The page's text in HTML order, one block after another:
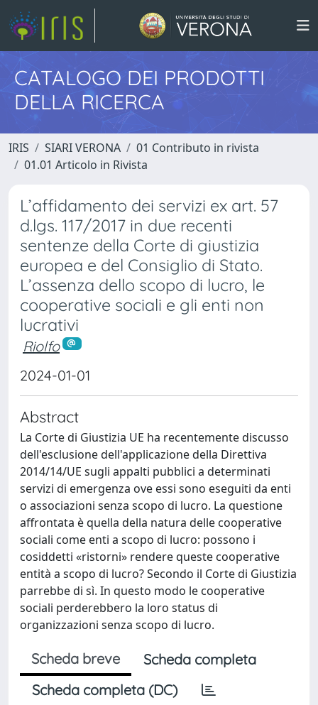
CATALOGO DEI PRODOTTI
DELLA RICERCA
IRIS SIARI VERONA
01 Contributo in rivista
01.01 Articolo in Rivista
L’affidamento dei servizi ex art. 57
d.lgs. 117/2017 in due recenti
sentenze della Corte di giustizia
europea e del Consiglio di Stato.
L’assenza dello scopo di lucro, le
cooperative sociali e gli enti non
lucrativi
Riolfo
2024-01-01
Abstract
La Corte di Giustizia UE ha recentemente discusso
dell'esclusione dell'applicazione della Direttiva
2014/14/UE sugli appalti pubblici a determinati
servizi di emergenza ove essi sono eseguiti da enti
o associazioni senza scopo di lucro. La questione
affrontata è quella della natura delle cooperative
sociali come enti a scopo di lucro: possono i
cosiddetti «ristorni» rendere queste cooperative
entità a scopo di lucro? Secondo il Corte di Giustizia
parrebbe di sì. In questo modo le cooperative
sociali perderebbero la loro status di
organizzazioni senza scopo di lucro.
Scheda breve
Scheda completa
Scheda completa (DC)